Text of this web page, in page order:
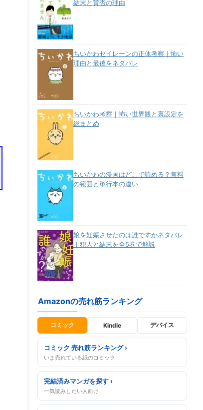
結末と賛否の理由
ちいかわセイレーンの正体考察｜怖い
理由と最後をネタバレ
ちいかわ考察｜怖い世界観と裏設定を
総まとめ
ちいかわの漫画はどこで読める？無料
の範囲と単行本の違い
娘を妊娠させたのは誰ですかネタバレ
｜犯人と結末を全5巻で解説
Amazonの売れ筋ランキング
コミック Kindle デバイス
コミック 売れ筋ランキング ›
いま売れている紙のコミック
完結済みマンガを探す ›
一気読みしたい人向け